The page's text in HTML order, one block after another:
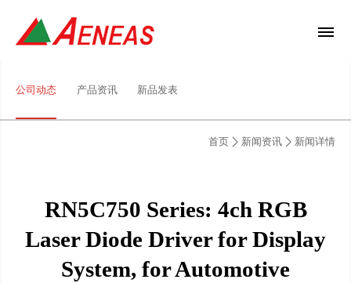
公司动态 产品资讯 新品发表
首页 新闻资讯 新闻详情
RN5C750 Series: 4ch RGB
Laser Diode Driver for Display
System, for Automotive